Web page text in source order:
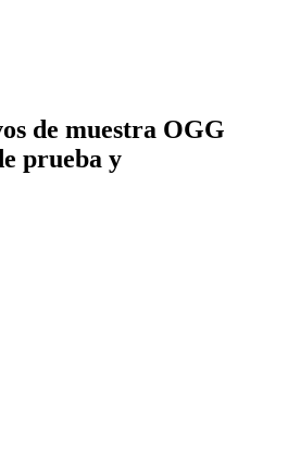
de muestra OGG
prueba y